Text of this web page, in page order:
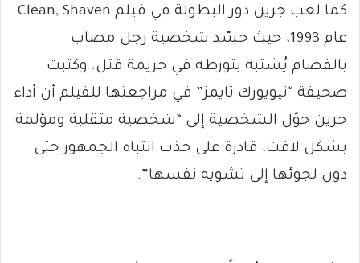
كما لعب جرين دور البطولة في فيلم Clean, Shaven
عام 1993، حيث جسّد شخصية رجل مصاب
بالفصام يُشتبه بتورطه في جريمة قتل. وكتبت
صحيفة “نيويورك تايمز” في مراجعتها للفيلم أن أداء
جرين حوّل الشخصية إلى “شخصية متقلبة ومؤلمة
بشكل لافت، قادرة على جذب انتباه الجمهور حتى
دون لجوئها إلى تشويه نفسها”.